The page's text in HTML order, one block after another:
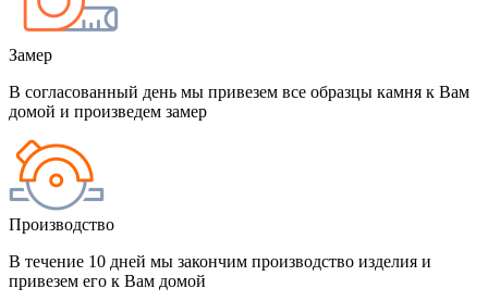
Замер
В согласованный день мы привезем все образцы камня к Вам
домой и произведем замер
Производство
В течение 10 дней мы закончим производство изделия и
привезем его к Вам домой